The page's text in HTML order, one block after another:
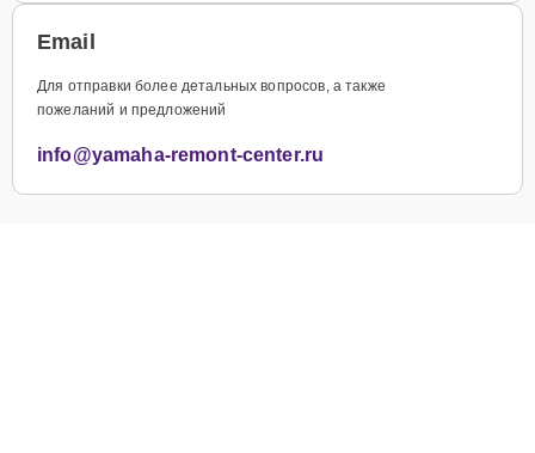
Email
Для отправки более детальных вопросов, а также
пожеланий и предложений
info@yamaha-remont-center.ru